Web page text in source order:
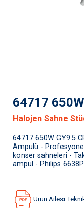
64717
Halojen Sahne
64717 650W GY9.5
Ampulü -
konser sahneleri -
ampul - Philips
Ürün Ailesi